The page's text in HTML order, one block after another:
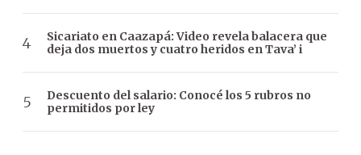
Sicariato en Caazapá: Video revela balacera que
deja dos muertos y cuatro heridos en Tava’ i
Descuento del salario: Conocé los 5 rubros no
permitidos por ley